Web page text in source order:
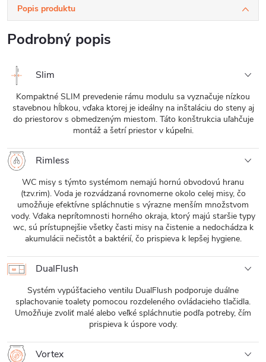
Popis produktu
Podrobný popis
Slim
Kompaktné SLIM prevedenie rámu modulu sa vyznačuje nízkou
stavebnou hĺbkou, vďaka ktorej je ideálny na inštaláciu do steny aj
do priestorov s obmedzeným miestom. Táto konštrukcia uľahčuje
montáž a šetrí priestor v kúpeľni.
Rimless
WC misy s týmto systémom nemajú hornú obvodovú hranu
(tzv.rim). Voda je rozvádzaná rovnomerne okolo celej misy, čo
umožňuje efektívne spláchnutie s výrazne menším množstvom
vody. Vďaka neprítomnosti horného okraja, ktorý majú staršie typy
wc, sú prístupnejšie všetky časti misy na čistenie a nedochádza k
akumulácii nečistôt a baktérií, čo prispieva k lepšej hygiene.
DualFlush
Systém vypúšťacieho ventilu DualFlush podporuje duálne
splachovanie toalety pomocou rozdeleného ovládacieho tlačidla.
Umožňuje zvoliť malé alebo veľké spláchnutie podľa potreby, čím
prispieva k úspore vody.
Vortex